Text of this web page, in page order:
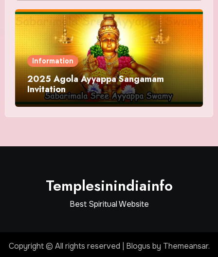
Information
2025 Agola Ayyappa Sangamam
Invitation
Templesinindiainfo
Best Spiritual Website
Copyright © All rights reserved Blogus by Themeansar.